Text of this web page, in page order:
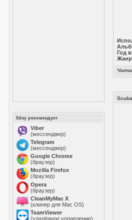
0day рекомендует
Viber
(мессенджер)
Telegram
(мессенджер)
Google Chrome
(браузер)
Mozilla Firefox
(браузер)
Opera
(браузер)
CleanMyMac X
(клинер для Mac OS)
TeamViewer
(удалённое управление)
Год